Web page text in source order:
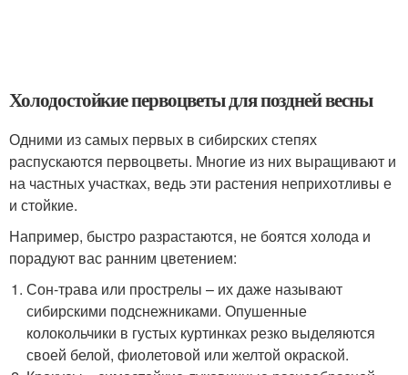
Холодостойкие первоцветы для поздней весны
Одними из самых первых в сибирских степях
распускаются первоцветы. Многие из них выращивают и
на частных участках, ведь эти растения неприхотливы е
и стойкие.
Например, быстро разрастаются, не боятся холода и
порадуют вас ранним цветением:
Сон-трава или прострелы – их даже называют
сибирскими подснежниками. Опушенные
колокольчики в густых куртинках резко выделяются
своей белой, фиолетовой или желтой окраской.